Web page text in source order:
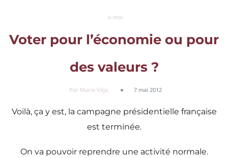
e-moi
Voter pour l’économie ou pour
des valeurs ?
Par Marie Véja 7 mai 2012
Voilà, ça y est, la campagne présidentielle française
est terminée.
On va pouvoir reprendre une activité normale.